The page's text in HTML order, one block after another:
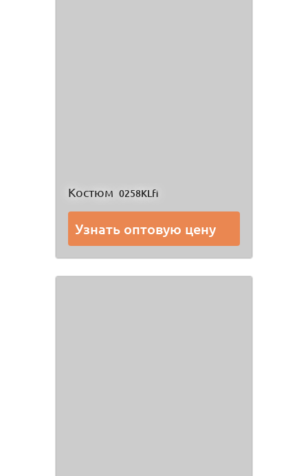
Костюм 0258KLfi
Узнать оптовую цену